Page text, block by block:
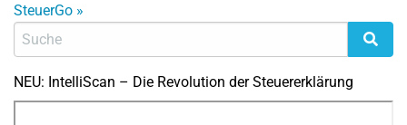
SteuerGo »
NEU: IntelliScan – Die Revolution der Steuererklärung